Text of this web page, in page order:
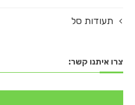
תעודות סל
צרו איתנו קשר: